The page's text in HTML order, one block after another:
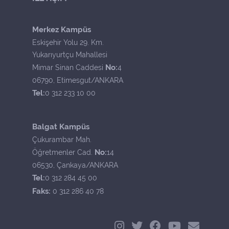
Merkez Kampüs
Eskişehir Yolu 29. Km.
Yukarıyurtçu Mahallesi
Mimar Sinan Caddesi No:4
06790, Etimesgut/ANKARA
Tel:0 312 233 10 00
Balgat Kampüs
Çukurambar Mah.
Öğretmenler Cad. No:14
06530, Çankaya/ANKARA
Tel:0 312 284 45 00
Faks: 0 312 286 40 78